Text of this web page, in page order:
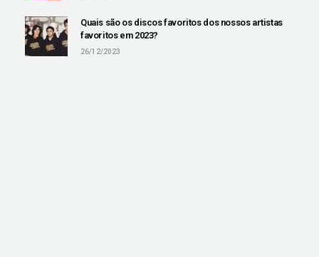
Quais são os discos favoritos dos nossos artistas
favoritos em 2023?
26/12/2023